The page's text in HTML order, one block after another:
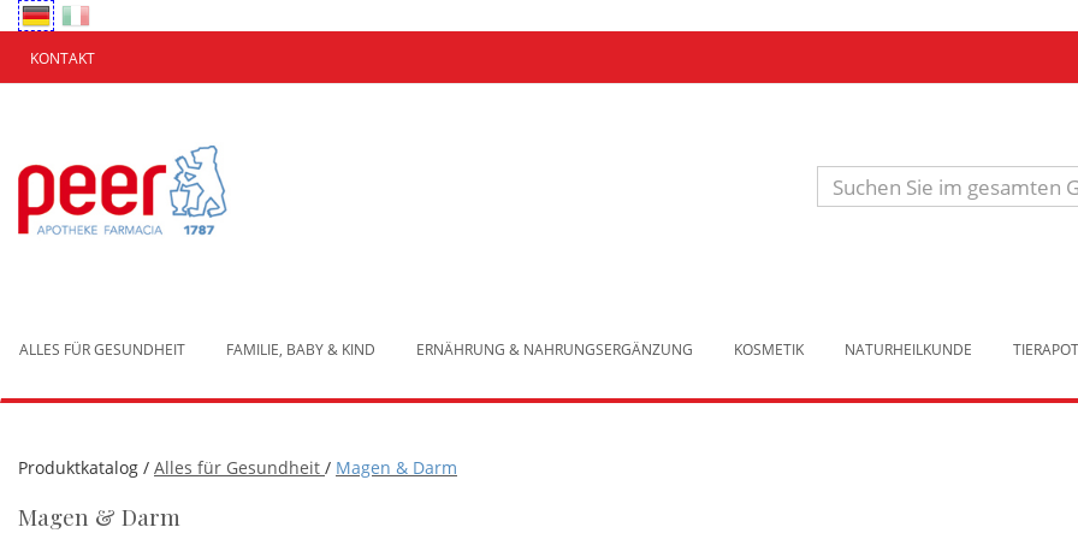
Passa
al
contenuto
principale
KONTAKT
Brixen
Produkt
suchen
ALLES FÜR GESUNDHEIT FAMILIE, BABY & KIND ERNÄHRUNG & NAHRUNGSERGÄNZUNG KOSMETIK NATURHEILKUNDE
Produktkatalog / Alles für Gesundheit / Magen & Darm
Magen & Darm